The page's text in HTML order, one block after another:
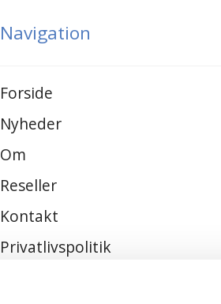
Navigation
Forside
Nyheder
Om
Reseller
Kontakt
Privatlivspolitik